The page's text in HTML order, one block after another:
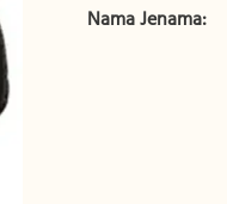
Nama Jenama: